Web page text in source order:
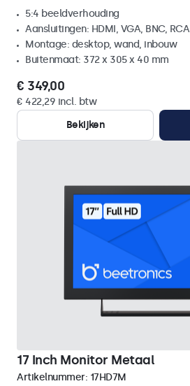
5:4 beeldverhouding
Aansluitingen: HDMI, VGA, BNC, RCA
Montage: desktop, wand, inbouw
Buitenmaat: 372 x 305 x 40 mm
€ 349,00
€ 422,29 incl. btw
Bekijken
17 Inch Monitor Metaal
Artikelnummer: 17HD7M